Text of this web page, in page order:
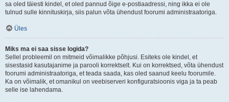
sa oled täiesti kindel, et oled pannud õige e-postiaadressi, ning ikka ei ole
tulnud sulle kinnituskirja, siis palun võta ühendust foorumi administraatoriga.
Üles
Miks ma ei saa sisse logida?
Sellel probleemil on mitmeid võimalikke põhjusi. Esiteks ole kindel, et
sisestasid kasutajanime ja parooli korrektselt. Kui on korrektsed, võta ühendust
foorumi administraatoriga, et teada saada, kas oled saanud keelu foorumile.
Ka on võimalik, et omanikul on veebiserveri konfiguratsioonis viga ja ta peab
selle ise lahendama.